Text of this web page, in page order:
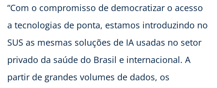
“Com o compromisso de democratizar o acesso
a tecnologias de ponta, estamos introduzindo no
SUS as mesmas soluções de IA usadas no setor
privado da saúde do Brasil e internacional. A
partir de grandes volumes de dados, os